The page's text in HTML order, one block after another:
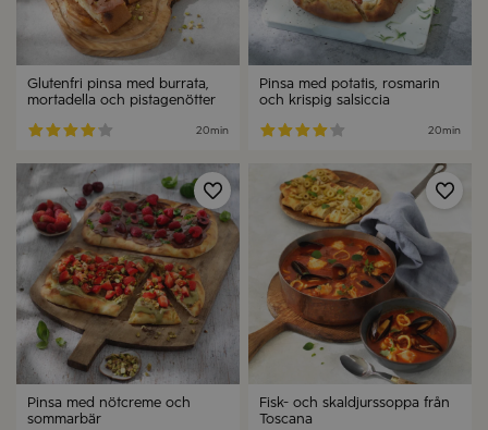
Glutenfri pinsa med burrata,
mortadella och pistagenötter
20min
Pinsa med potatis, rosmarin
och krispig salsiccia
20min
Spara
Pinsa med nötcreme och
sommarbär
Fisk- och skaldjurssoppa från
Toscana